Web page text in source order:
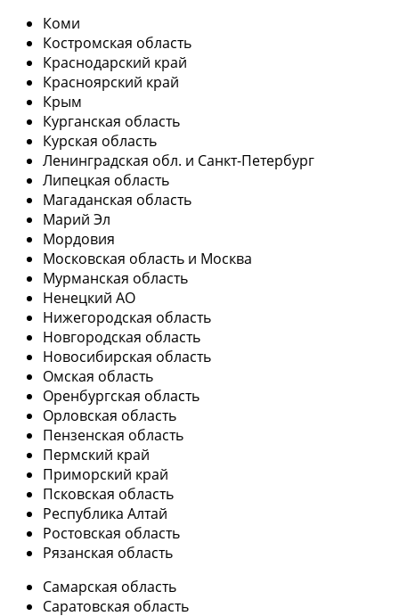
Коми
Костромская область
Краснодарский край
Красноярский край
Крым
Курганская область
Курская область
Ленинградская обл. и Санкт-Петербург
Липецкая область
Магаданская область
Марий Эл
Мордовия
Московская область и Москва
Мурманская область
Ненецкий АО
Нижегородская область
Новгородская область
Новосибирская область
Омская область
Оренбургская область
Орловская область
Пензенская область
Пермский край
Приморский край
Псковская область
Республика Алтай
Ростовская область
Рязанская область
Самарская область
Саратовская область